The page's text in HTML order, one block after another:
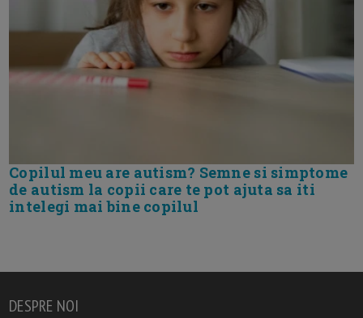
Copilul meu are autism? Semne si simptome
de autism la copii care te pot ajuta sa iti
intelegi mai bine copilul
DESPRE NOI